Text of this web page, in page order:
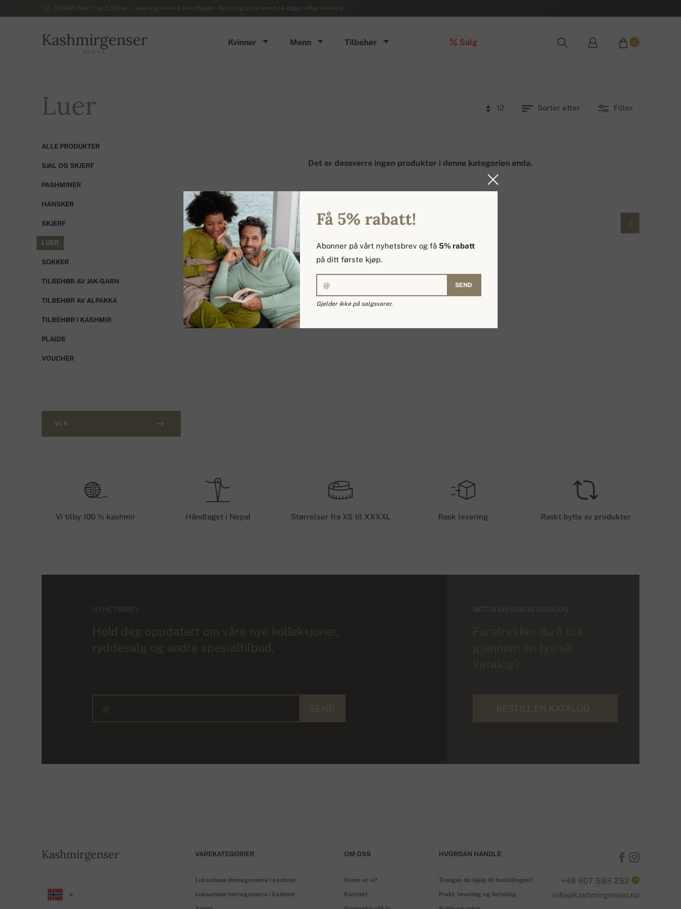
GRATIS frakt fra 3 300 kr – Levering innen 5 virkedager – Retur og bytte innen 14 dager etter levering
Kashmirgenser
NORGE
Kvinner Menn Tilbehør Salg 0
Luer 12 Sorter etter Filter
ALLE PRODUKTER
SJAL OG SKJERF
PASHMINER
HANSKER
SKJERF
LUER
SOKKER
TILBEHØR AV JAK-GARN
TILBEHØR AV ALPAKKA
TILBEHØR I KASHMIR
PLAIDS
VOUCHER
VIS
Det er dessverre ingen produkter i denne kategorien enda.
TIL SAMMEN: 0 PRODUKTER / 1 SIDER
Vi tilby 100 % kashmir Håndlaget i Nepal Størrelser fra XS til XXXXL Rask levering Raskt bytte av produkter
NYHETSBREV
Hold deg oppdatert om våre nye kolleksjoner,
ryddesalg og andre spesialtilbud.
MOTTA EN GRATIS KATALOG
Kashmirgenser VAREKATEGORIER
Luksuriøse damegensere i kashmir
Luksuriøse herregensere i kashmir
OM OSS
Hvem er vi?
Kontakt
HVORDAN HANDLE
Trenger du hjelp til bestillingen?
Frakt, levering og betaling
+48 607 583 252 ?
info@kashmirgenser.nu
Få 5% rabatt!
Abonner på vårt nyhetsbrev og få 5% rabatt
på ditt første kjøp.
SEND
Gjelder ikke på salgsvarer.